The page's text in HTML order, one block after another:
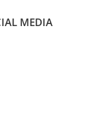
MEDIA